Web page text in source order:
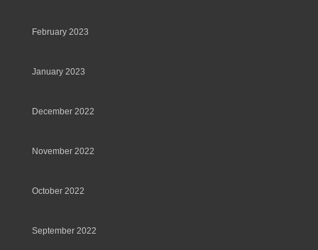
February 2023
January 2023
December 2022
November 2022
October 2022
September 2022